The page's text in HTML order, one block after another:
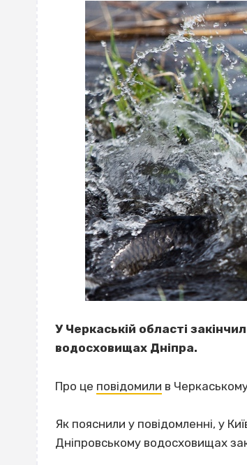
У Черкаській області
водосховищах Дніпра.
Про це повідомили в
Як пояснили у повідомленні, у
Дніпровському водосховищах